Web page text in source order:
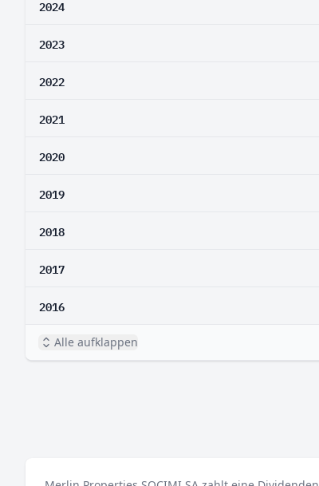
2024
2023
2022
2021
2020
2019
2018
2017
2016
Alle aufklappen